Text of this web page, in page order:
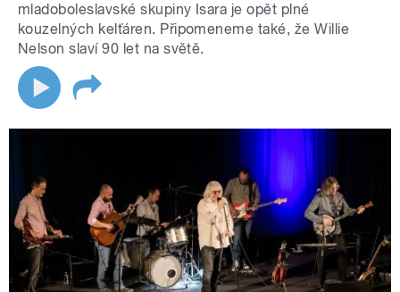
mladoboleslavské skupiny Isara je opět plné
kouzelných kelťáren. Připomeneme také, že Willie
Nelson slaví 90 let na světě.